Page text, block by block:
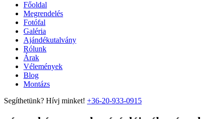
Főoldal
Megrendelés
Fotófal
Galéria
Ajándékutalvány
Rólunk
Árak
Vélemények
Blog
Montázs
Segíthetünk? Hívj minket! +36-20-933-0915